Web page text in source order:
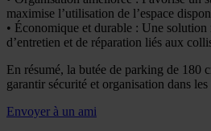
maximise l’utilisation de l’espace
• Économique et durable : Une
d’entretien et de réparation liés aux
En résumé, la butée de parking de 180
garantir sécurité et organisation dans
Envoyer à un ami